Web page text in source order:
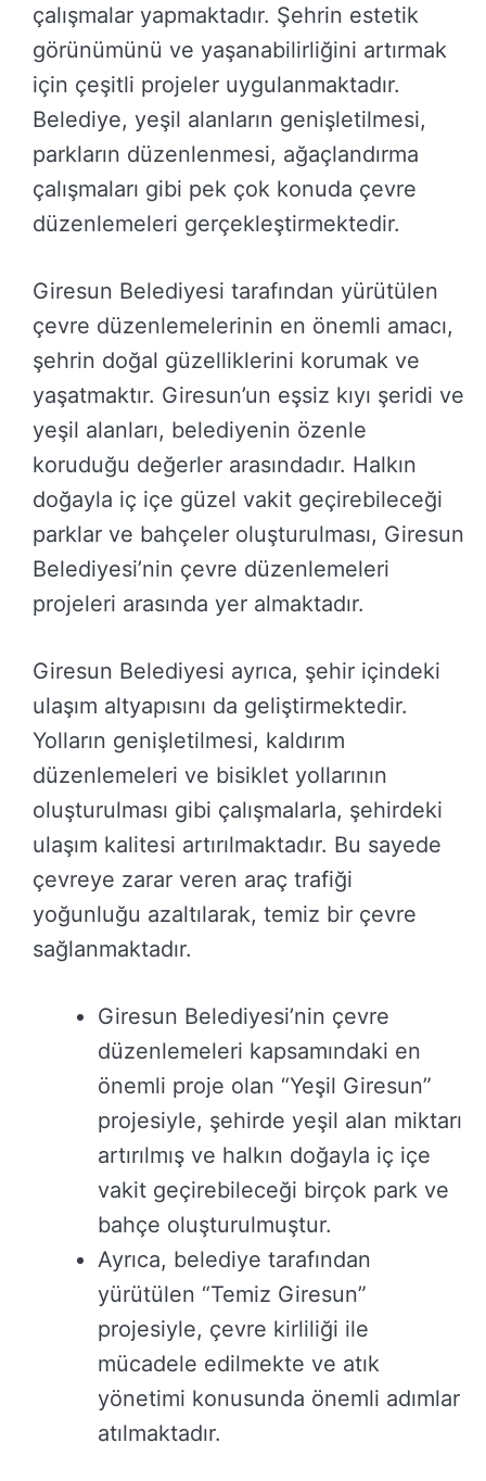
çalışmalar yapmaktadır. Şehrin estetik
görünümünü ve yaşanabilirliğini artırmak
için çeşitli projeler uygulanmaktadır.
Belediye, yeşil alanların genişletilmesi,
parkların düzenlenmesi, ağaçlandırma
çalışmaları gibi pek çok konuda çevre
düzenlemeleri gerçekleştirmektedir.
Giresun Belediyesi tarafından yürütülen
çevre düzenlemelerinin en önemli amacı,
şehrin doğal güzelliklerini korumak ve
yaşatmaktır. Giresun’un eşsiz kıyı şeridi ve
yeşil alanları, belediyenin özenle
koruduğu değerler arasındadır. Halkın
doğayla iç içe güzel vakit geçirebileceği
parklar ve bahçeler oluşturulması, Giresun
Belediyesi’nin çevre düzenlemeleri
projeleri arasında yer almaktadır.
Giresun Belediyesi ayrıca, şehir içindeki
ulaşım altyapısını da geliştirmektedir.
Yolların genişletilmesi, kaldırım
düzenlemeleri ve bisiklet yollarının
oluşturulması gibi çalışmalarla, şehirdeki
ulaşım kalitesi artırılmaktadır. Bu sayede
çevreye zarar veren araç trafiği
yoğunluğu azaltılarak, temiz bir çevre
sağlanmaktadır.
Giresun Belediyesi’nin çevre
düzenlemeleri kapsamındaki en
önemli proje olan “Yeşil Giresun”
projesiyle, şehirde yeşil alan miktarı
artırılmış ve halkın doğayla iç içe
vakit geçirebileceği birçok park ve
bahçe oluşturulmuştur.
Ayrıca, belediye tarafından
yürütülen “Temiz Giresun”
projesiyle, çevre kirliliği ile
mücadele edilmekte ve atık
yönetimi konusunda önemli adımlar
atılmaktadır.